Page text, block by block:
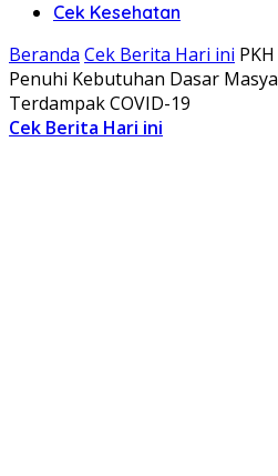
Cek Kesehatan
Beranda Cek Berita Hari ini
Penuhi Kebutuhan Dasar
Terdampak COVID-19
Cek Berita Hari ini